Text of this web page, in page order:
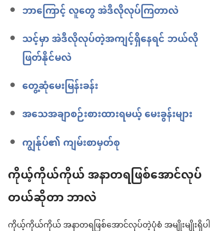
ဘာကြောင့် လူတွေ အဲဒီလိုလုပ်ကြတာလဲ
သင့်မှာ အဲဒီလိုလုပ်တဲ့အကျင့်ရှိနေရင် ဘယ်လို
ဖြတ်နိုင်မလဲ
တွေ့ဆုံမေးမြန်းခန်း
အသေအချာစဉ်းစားထားရမယ့် မေးခွန်းများ
ကျွန်ုပ်၏ ကျမ်းစာမှတ်စု
ကိုယ့်ကိုယ်ကိုယ် အနာတရဖြစ်အောင်လုပ်
တယ်ဆိုတာ ဘာလဲ
ကိုယ့်ကိုယ်ကိုယ် အနာတရဖြစ်အောင်လုပ်တဲ့ပုံစံ အမျိုးမျိုးရှိပါ